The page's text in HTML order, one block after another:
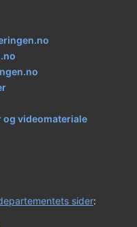
videomateriale
sider: